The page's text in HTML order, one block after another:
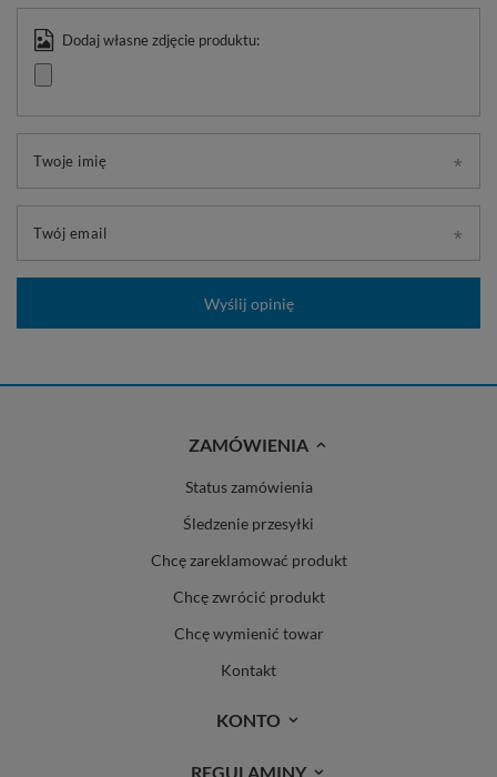
Dodaj własne zdjęcie produktu:
Twoje imię
Twój email
Wyślij opinię
ZAMÓWIENIA
Status zamówienia
Śledzenie przesyłki
Chcę zareklamować produkt
Chcę zwrócić produkt
Chcę wymienić towar
Kontakt
KONTO
REGULAMINY